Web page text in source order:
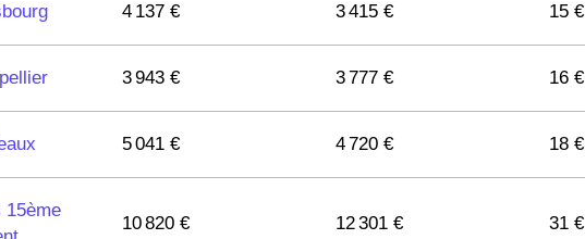
4 137 € 3 415 € 15 €
3 943 € 3 777 € 16 €
5 041 € 4 720 € 18 €
15ème
10 820 € 12 301 € 31 €